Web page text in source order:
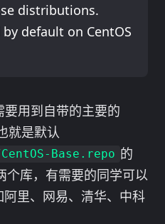
distributions.
default on CentOS
用到自带的主要的
就是默认
Base.repo 的
个库，有需要的同学可以
里、网易、清华、中科